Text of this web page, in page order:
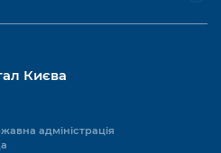
Києва
адміністрація